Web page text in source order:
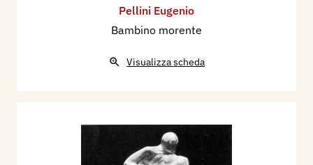
Pellini Eugenio
Bambino morente
Visualizza scheda